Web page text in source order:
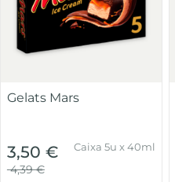
Gelats Mars
3,50 €
4,39 €
Caixa 5u x 40ml